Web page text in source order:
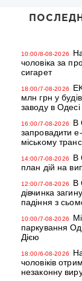
10:00/8-08-2026
чоловіка за
сигарет
18:00/7-08-2026
млн грн у
заводу в Одесі
16:00/7-08-2026
В
запровадити
міському
14:00/7-08-2026
В
план дій на
12:00/7-08-2026
В
дівчинка
падіння з
10:00/7-08-2026
паркування
Дією
18:00/6-08-2026
чоловіків
незаконну